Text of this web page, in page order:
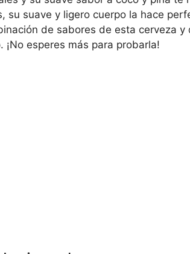
su suave y ligero cuerpo la hace
de sabores de esta cerveza
¡No esperes más para probarla!